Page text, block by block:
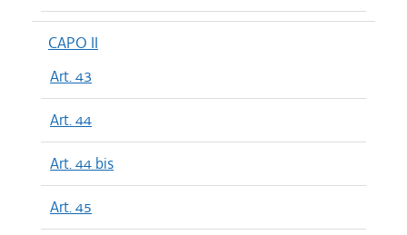
CAPO II
Art. 43
Art. 44
Art. 44 bis
Art. 45